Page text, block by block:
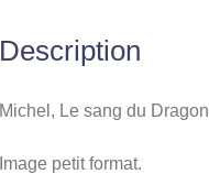
jambe
bois
Description
Michel, Le sang du
Image petit format.